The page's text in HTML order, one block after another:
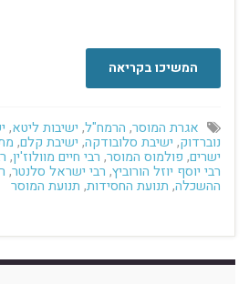
המשיכו בקריאה
אגרת המוסר, הרמח"ל, ישיבות ליטא,
נוברדוק, ישיבת סלובודקה, ישיבת קלם,
ישרים, פולמוס המוסר, רבי חיים מוולוז'ין,
רבי יוסף יוזל הורוביץ, רבי ישראל סלנטר,
ההשכלה, תנועת החסידות, תנועת המוסר